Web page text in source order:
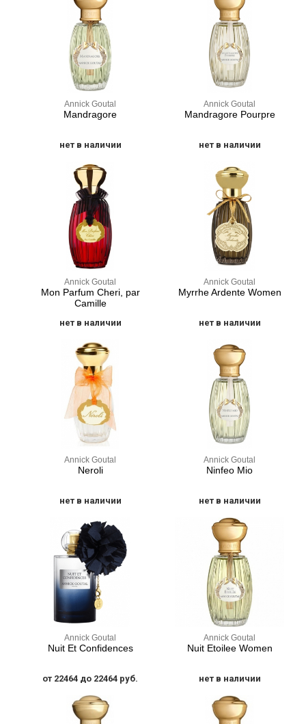
Annick Goutal
Mandragore
нет в наличии
Annick Goutal
Mandragore Pourpre
нет в наличии
Annick Goutal
Mon Parfum Cheri, par
Camille
нет в наличии
Annick Goutal
Myrrhe Ardente Women
нет в наличии
Annick Goutal
Neroli
нет в наличии
Annick Goutal
Ninfeo Mio
нет в наличии
Annick Goutal
Nuit Et Confidences
от 22464 до 22464 руб.
Annick Goutal
Nuit Etoilee Women
нет в наличии